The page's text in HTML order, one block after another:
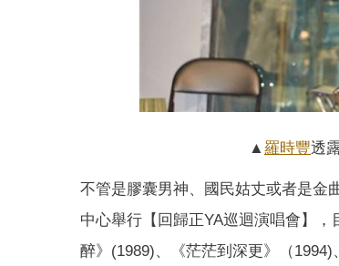
▲ 羅時豐透
不管是膠囊男神、國民姑丈或者是金
中心舉行【回歸正YA巡迴演唱會】
醉》(1989)、《茫茫到深更》（1994)